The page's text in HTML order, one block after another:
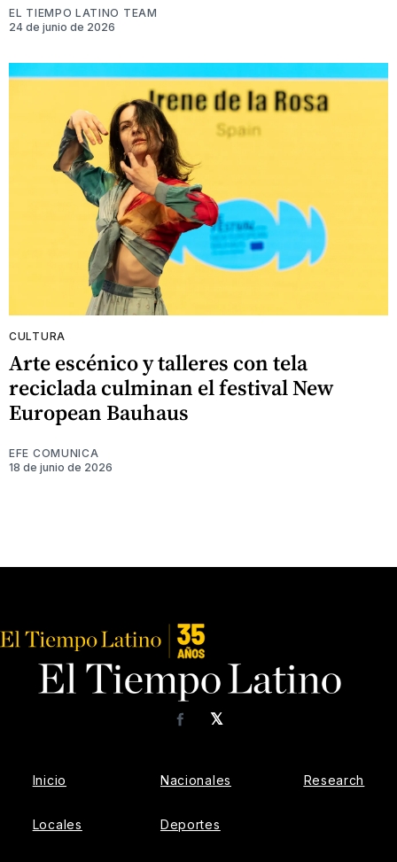
EL TIEMPO LATINO TEAM
24 de junio de 2026
CULTURA
Arte escénico y talleres con tela
reciclada culminan el festival New
European Bauhaus
EFE COMUNICA
18 de junio de 2026
𝕏
Facebook
Inicio
Locales
Nacionales
Deportes
Research